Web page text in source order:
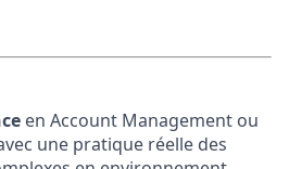
en Account Management ou
une pratique réelle des